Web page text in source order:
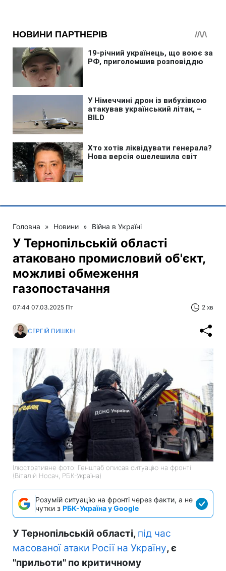
Головна » Новини » Війна в Україні
У Тернопільській області
атаковано промисловий об'єкт,
можливі обмеження
газопостачання
07:44 07.03.2025 Пт 2 хв
СЕРГІЙ ПИШКІН
Ілюстративне фото: Генштаб описав ситуацію на фронті
(Віталій Носач, РБК-Україна)
Розумій ситуацію на фронті через факти, а не
чутки з РБК-Україна у Google
У Тернопільській області, під час
масованої атаки Росії на Україну, є
"прильоти" по критичному